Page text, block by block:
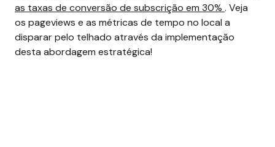
as taxas de conversão de subscrição em 30% . Veja
os pageviews e as métricas de tempo no local a
disparar pelo telhado através da implementação
desta abordagem estratégica!